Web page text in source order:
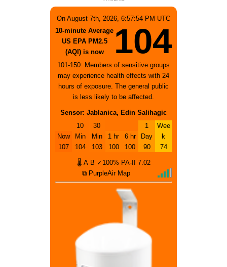
On August 7th, 2026, 6:57:54 PM UTC
10-minute Average
US EPA PM2.5
(AQI) is now
104
101-150: Members of sensitive groups
may experience health effects with 24
hours of exposure. The general public
is less likely to be affected.
Sensor: Jablanica, Edin Salihagic
Now
107
10
Min
104
30
Min
103
1 hr
100
6 hr
100
1
Day
90
Wee
k
74
🌡 A B ✓100% PA-II 7.02
⧉ PurpleAir Map